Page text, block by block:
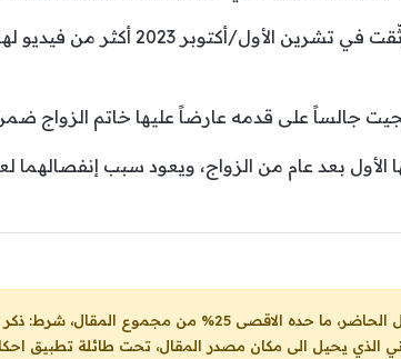
نشير أن بريجيت ياغي كانت قد
جالساً على قدمه عارضاً عليها خاتم الزواج
بعد عام من الزواج، ويعود سبب إنفصالهما
المقال، شرط: ذكر اسم المؤلف والناشر ووضع رابط
الذي يحيل الى مكان مصدر المقال، تحت طائلة تطبيق